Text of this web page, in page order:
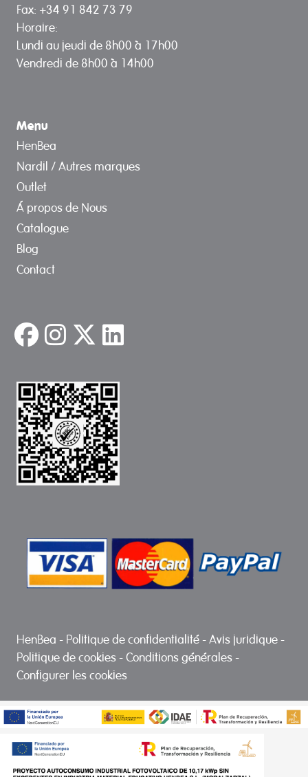
Fax: +34 91 842 73 79
Horaire:
Lundi au jeudi de 8h00 à 17h00
Vendredi de 8h00 à 14h00
Menu
HenBea
Nardil / Autres marques
Outlet
Á propos de Nous
Catalogue
Blog
Contact
HenBea - Politique de confidentialité -Avis juridique -
Politique de cookies -Conditions générales -
Configurer les cookies